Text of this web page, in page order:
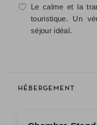
Le calme et la
touristique. Un
séjour idéal.
HÉBERGEMENT